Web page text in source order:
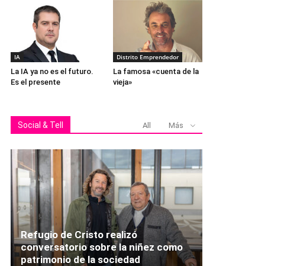
IA
La IA ya no es el futuro.
Es el presente
Distrito Emprendedor
La famosa «cuenta de la
vieja»
Social & Tell All Más
Refugio de Cristo realizó
conversatorio sobre la niñez como
patrimonio de la sociedad